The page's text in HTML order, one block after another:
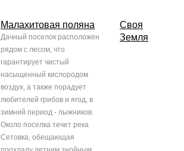
Малахитовая поляна
Дачный поселок расположен
рядом с лесом, что
гарантирует чистый
насыщенный кислородом
воздух, а также порадует
любителей грибов и ягод, в
зимний период - лыжников.
Около поселка течет река
Сетовка, обещающая
Своя
Земля